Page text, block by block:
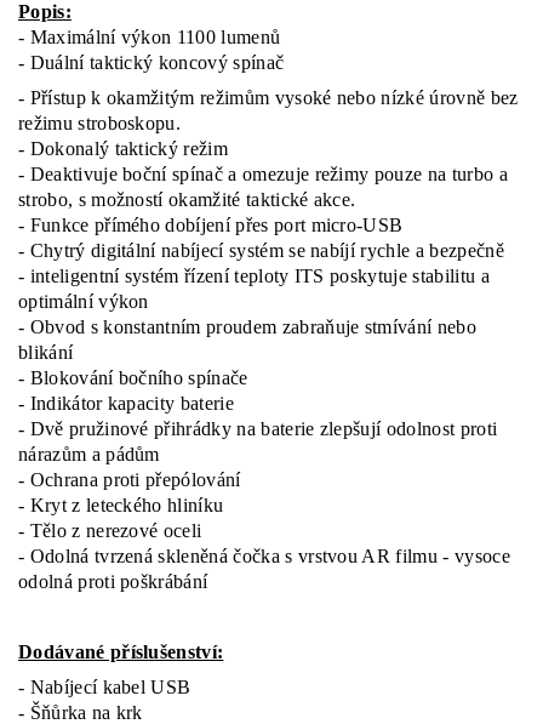
Popis:
- Maximální výkon 1100 lumenů
- Duální taktický koncový spínač
- Přístup k okamžitým režimům vysoké nebo nízké úrovně bez
režimu stroboskopu.
- Dokonalý taktický režim
- Deaktivuje boční spínač a omezuje režimy pouze na turbo a
strobo, s možností okamžité taktické akce.
- Funkce přímého dobíjení přes port micro-USB
- Chytrý digitální nabíjecí systém se nabíjí rychle a bezpečně
- inteligentní systém řízení teploty ITS poskytuje stabilitu a
optimální výkon
- Obvod s konstantním proudem zabraňuje stmívání nebo
blikání
- Blokování bočního spínače
- Indikátor kapacity baterie
- Dvě pružinové přihrádky na baterie zlepšují odolnost proti
nárazům a pádům
- Ochrana proti přepólování
- Kryt z leteckého hliníku
- Tělo z nerezové oceli
- Odolná tvrzená skleněná čočka s vrstvou AR filmu - vysoce
odolná proti poškrábání
Dodávané příslušenství:
- Nabíjecí kabel USB
- Šňůrka na krk